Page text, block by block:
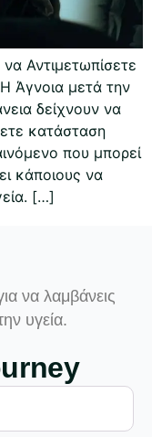
Αντιμετωπίσετε
Άγνοια μετά την
δείχνουν να
κατάσταση
που μπορεί
κάποιους να
[…]
να λαμβάνεις
υγεία.